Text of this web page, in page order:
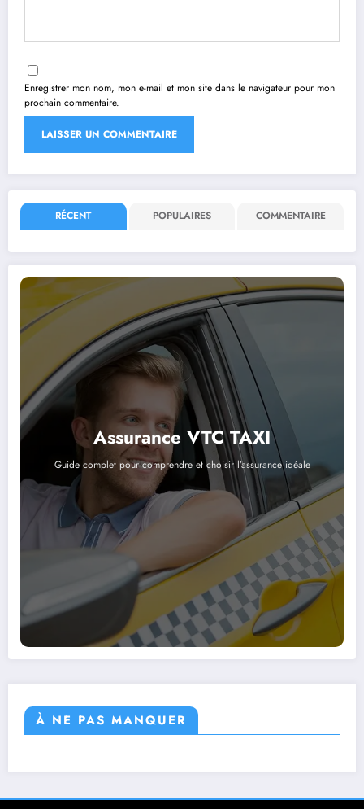
Enregistrer mon nom, mon e-mail et mon site dans le navigateur pour mon
prochain commentaire.
RÉCENT POPULAIRES COMMENTAIRE
Assurance VTC TAXI
Guide complet pour comprendre et choisir l’assurance idéale
À NE PAS MANQUER